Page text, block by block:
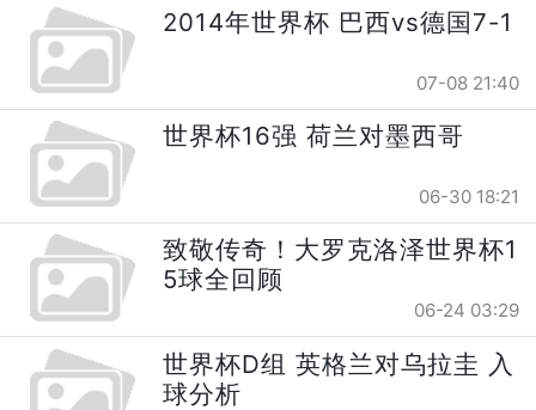
2014年世界杯 巴西vs德国7-1
07-08 21:40
世界杯16强 荷兰对墨西哥
06-30 18:21
致敬传奇！大罗克洛泽世界杯1
5球全回顾
06-24 03:29
世界杯D组 英格兰对乌拉圭 入
球分析